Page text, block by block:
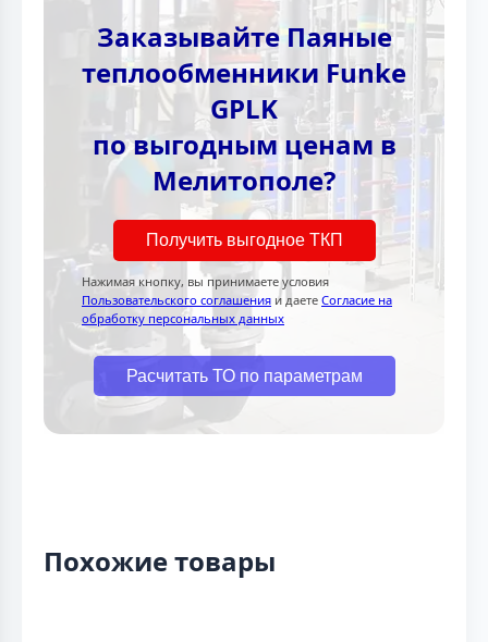
Заказывайте Паяные
теплообменники Funke
GPLK
по выгодным ценам в
Мелитополе?
Получить выгодное ТКП
Нажимая кнопку, вы принимаете условия
Пользовательского соглашения и даете Согласие на
обработку персональных данных
Расчитать ТО по параметрам
Похожие товары